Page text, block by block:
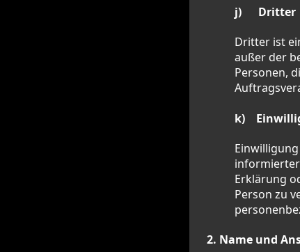
j) Dritter
Dritter ist
außer der
Personen,
k)
informierter
Erklärung
Person zu
2. Name und